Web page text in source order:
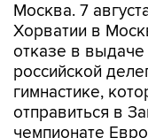
Москва. 7
Хорватии в
отказе в
российской
гимнастике,
отправиться в
чемпионате